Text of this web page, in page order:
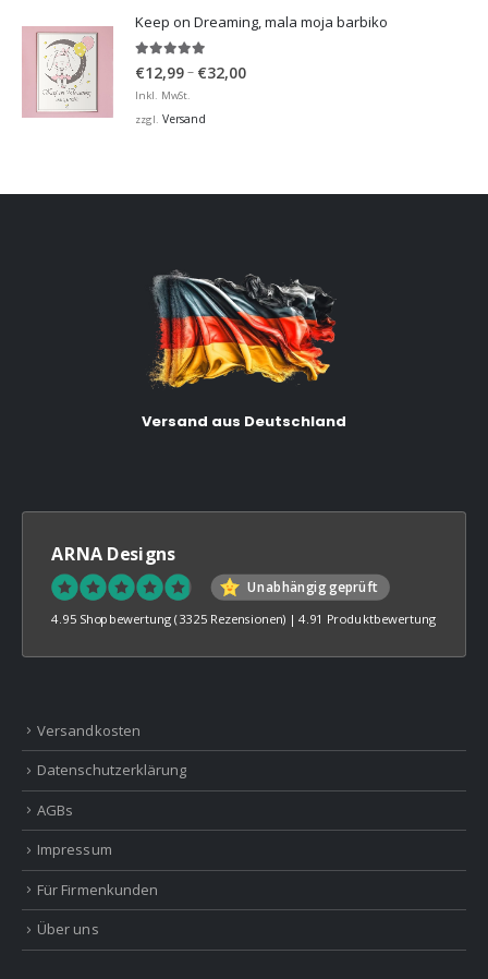
Keep on Dreaming, mala moja barbiko
€12,99– €32,00Preisspanne:
Inkl. MwSt.
zzgl. Versand
Versand aus Deutschland
ARNA Designs
Unabhängig geprüft
4.95 Shopbewertung (3325 Rezensionen) |4.91 Produktbewertung
Versandkosten
Datenschutzerklärung
AGBs
Impressum
Für Firmenkunden
Über uns